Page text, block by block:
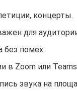
концерты.
для
без помех.
в Zoom или
звука на